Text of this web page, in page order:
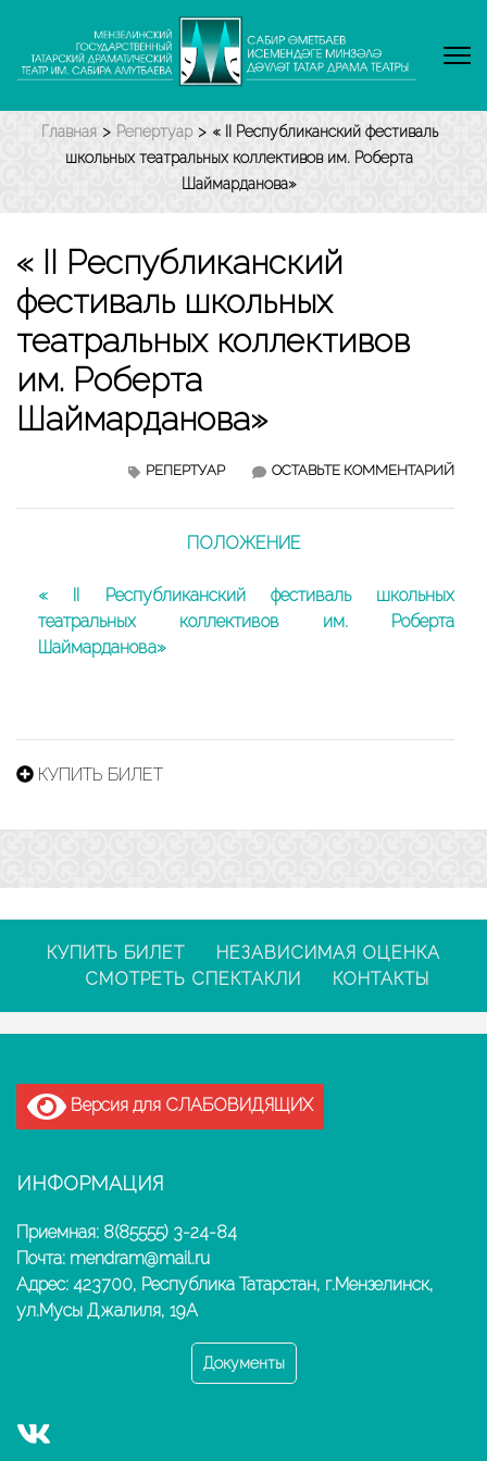
содержимому
Enter)
Главная > Репертуар > « II Республиканский фестиваль
школьных театральных коллективов им. Роберта
Шаймарданова»
« II Республиканский
фестиваль школьных
театральных коллективов
им. Роберта
Шаймарданова»
ОСТАВЬТЕ КОММЕНТАРИЙ«
РЕПЕРТУАР
ПОЛОЖЕНИЕ
« II Республиканский фестиваль школьных
театральных коллективов им. Роберта
Шаймарданова»
КУПИТЬ БИЛЕТ
КУПИТЬ БИЛЕТ
НЕЗАВИСИМАЯ ОЦЕНКА
СМОТРЕТЬ СПЕКТАКЛИ
КОНТАКТЫ
Версия для СЛАБОВИДЯЩИХ
ИНФОРМАЦИЯ
Приемная: 8(85555) 3-24-84
Почта: mendram@mail.ru
Адрес: 423700, Республика Татарстан, г.Мензелинск,
ул.Мусы Джалиля, 19А
Документы